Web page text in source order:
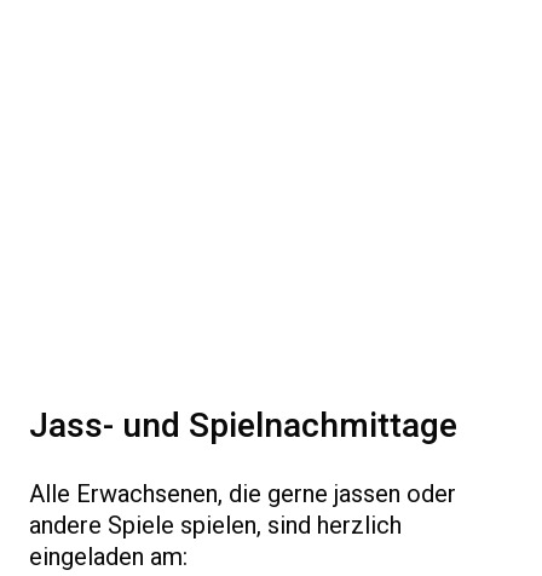
Jass- und Spielnachmittage
Alle Erwachsenen, die gerne jassen oder
andere Spiele spielen, sind herzlich
eingeladen am: